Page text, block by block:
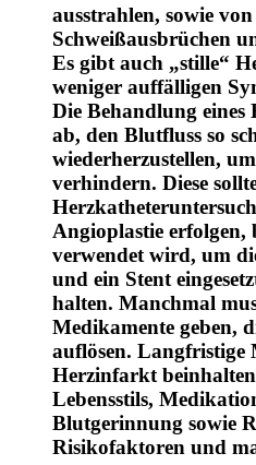
ausstrahlen, sowie
Schweißausbrüchen
Es gibt auch „stille“
weniger auffälligen
Die Behandlung
ab, den Blutfluss so
wiederherzustellen,
verhindern. Diese
Angioplastie erfolgen,
verwendet wird, um
und ein Stent
halten. Manchmal
Medikamente geben,
auflösen. Langfristige
Herzinfarkt
Lebensstils,
Blutgerinnung sowie
Risikofaktoren und